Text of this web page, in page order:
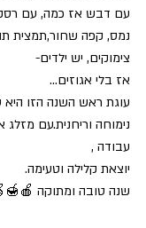
עם דבש אז כמה, עם
נמס, קפה שחור,תמצית
צימוקים, יש ילדים-
אז בלי אגוזים...
עוגת ראש השנה הזו
נימוחה וריחנית.עם
עבודה ,
יוצאת קלילה וטעימה.
שנה טובה ומתוקה